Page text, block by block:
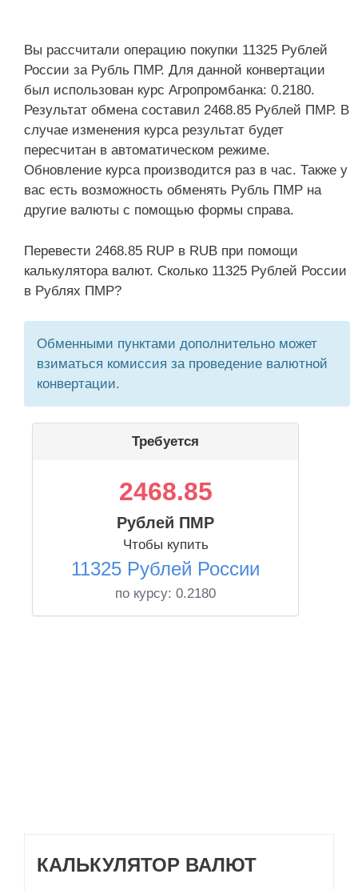
Вы рассчитали операцию покупки 11325 Рублей
России за Рубль ПМР. Для данной конвертации
был использован курс Агропромбанка: 0.2180.
Результат обмена составил 2468.85 Рублей ПМР. В
случае изменения курса результат будет
пересчитан в автоматическом режиме.
Обновление курса производится раз в час. Также у
вас есть возможность обменять Рубль ПМР на
другие валюты с помощью формы справа.
Перевести 2468.85 RUP в RUB при помощи
калькулятора валют. Сколько 11325 Рублей России
в Рублях ПМР?
Обменными пунктами дополнительно может
взиматься комиссия за проведение валютной
конвертации.
Требуется
2468.85
Рублей ПМР
Чтобы купить
11325 Рублей России
по курсу: 0.2180
КАЛЬКУЛЯТОР ВАЛЮТ